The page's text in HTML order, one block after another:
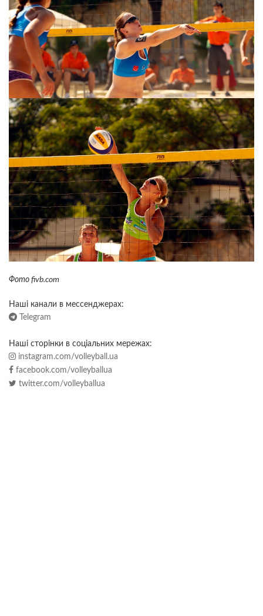
Фото fivb.com
Наші канали в мессенджерах:
Telegram
Наші сторінки в соціальних мережах:
instagram.com/volleyball.ua
facebook.com/volleyballua
twitter.com/volleyballua